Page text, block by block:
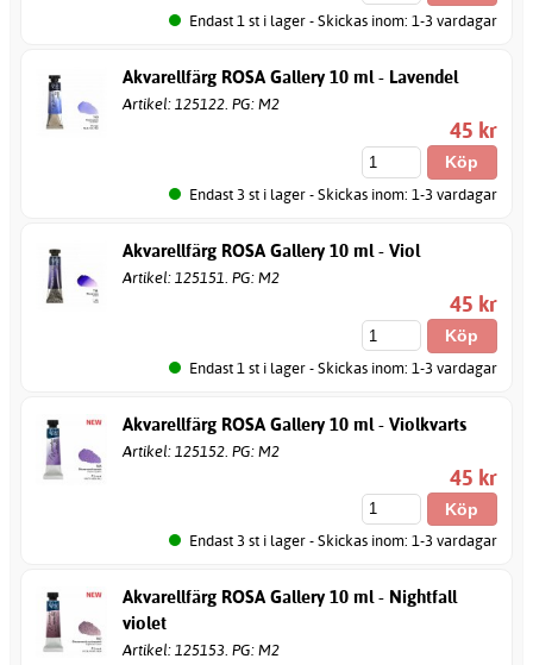
Endast 1 st i lager - Skickas inom: 1-3 vardagar
Akvarellfärg ROSA Gallery 10 ml - Lavendel
Artikel: 125122. PG: M2
45 kr
Endast 3 st i lager - Skickas inom: 1-3 vardagar
Akvarellfärg ROSA Gallery 10 ml - Viol
Artikel: 125151. PG: M2
45 kr
Endast 1 st i lager - Skickas inom: 1-3 vardagar
Akvarellfärg ROSA Gallery 10 ml - Violkvarts
Artikel: 125152. PG: M2
45 kr
Endast 3 st i lager - Skickas inom: 1-3 vardagar
Akvarellfärg ROSA Gallery 10 ml - Nightfall
violet
Artikel: 125153. PG: M2